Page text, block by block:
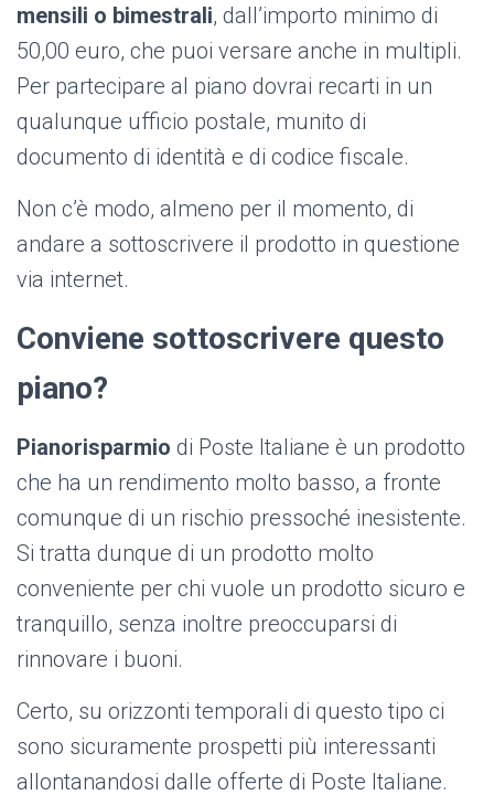
mensili o bimestrali, dall’importo minimo di
50,00 euro, che puoi versare anche in multipli.
Per partecipare al piano dovrai recarti in un
qualunque ufficio postale, munito di
documento di identità e di codice fiscale.
Non c’è modo, almeno per il momento, di
andare a sottoscrivere il prodotto in questione
via internet.
Conviene sottoscrivere questo
piano?
Pianorisparmio di Poste Italiane è un prodotto
che ha un rendimento molto basso, a fronte
comunque di un rischio pressoché inesistente.
Si tratta dunque di un prodotto molto
conveniente per chi vuole un prodotto sicuro e
tranquillo, senza inoltre preoccuparsi di
rinnovare i buoni.
Certo, su orizzonti temporali di questo tipo ci
sono sicuramente prospetti più interessanti
allontanandosi dalle offerte di Poste Italiane.